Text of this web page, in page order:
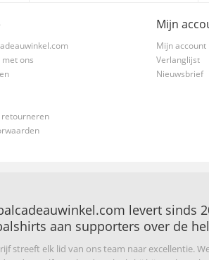
ons
retourneren
Mijn
Mijn account
Verlanglijst
Nieuwsbrief
levert sinds
aan supporters over de
streeft elk lid van ons team naar excellentie.